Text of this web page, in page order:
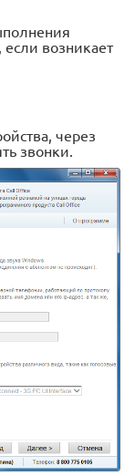
возникает
через
звонки.